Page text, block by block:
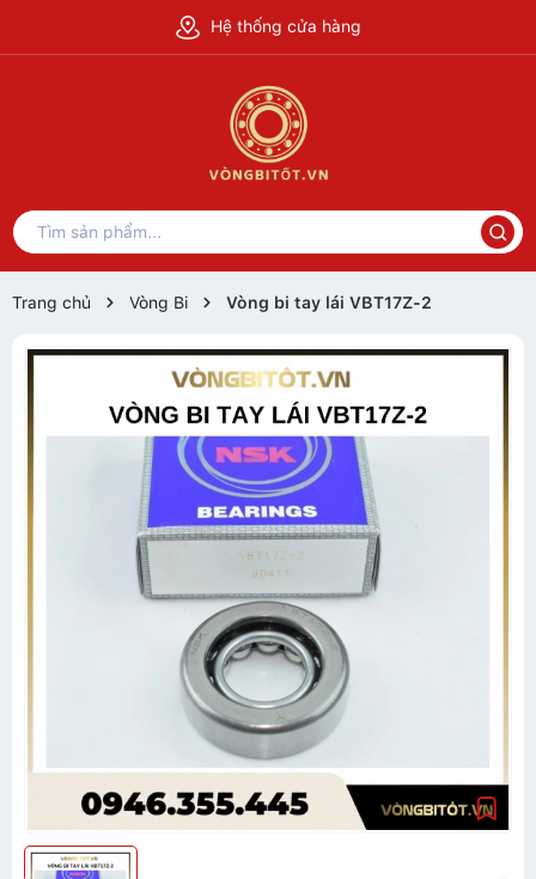
Hệ thống cửa hàng
Trang chủ Vòng Bi Vòng bi tay lái VBT17Z-2